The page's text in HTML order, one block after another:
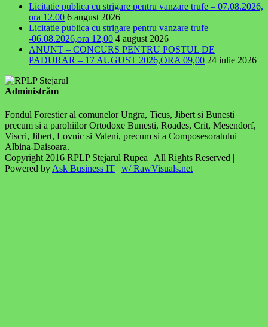
Licitatie publica cu strigare pentru vanzare trufe – 07.08.2026,
ora 12.00 6 august 2026
Licitatie publica cu strigare pentru vanzare trufe
-06.08.2026,ora 12,00 4 august 2026
ANUNT – CONCURS PENTRU POSTUL DE
PADURAR – 17 AUGUST 2026,ORA 09,00 24 iulie 2026
Administrăm
Fondul Forestier al comunelor Ungra, Ticus, Jibert si Bunesti
precum si a parohiilor Ortodoxe Bunesti, Roades, Crit, Mesendorf,
Viscri, Jibert, Lovnic si Valeni, precum si a Composesoratului
Albina-Daisoara.
Copyright 2016 RPLP Stejarul Rupea | All Rights Reserved |
Powered by Ask Business IT | w/ RawVisuals.net